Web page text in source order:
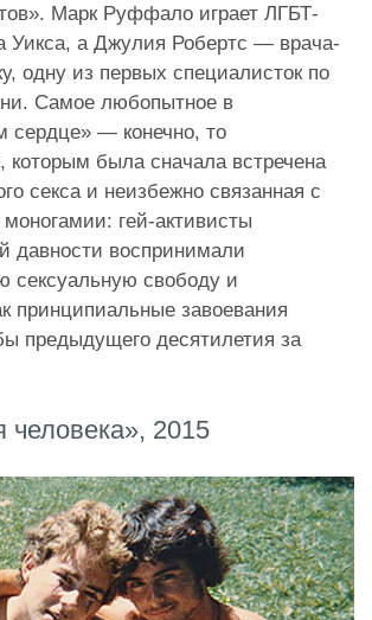
Марк Руффало играет ЛГБТ-
Уикса, а Джулия Робертс — врача-
одну из первых специалисток по
Самое любопытное в
сердце» — конечно, то
которым была сначала встречена
секса и неизбежно связанная с
гей-активисты
давности воспринимали
сексуальную свободу и
принципиальные завоевания
предыдущего десятилетия за
человека», 2015